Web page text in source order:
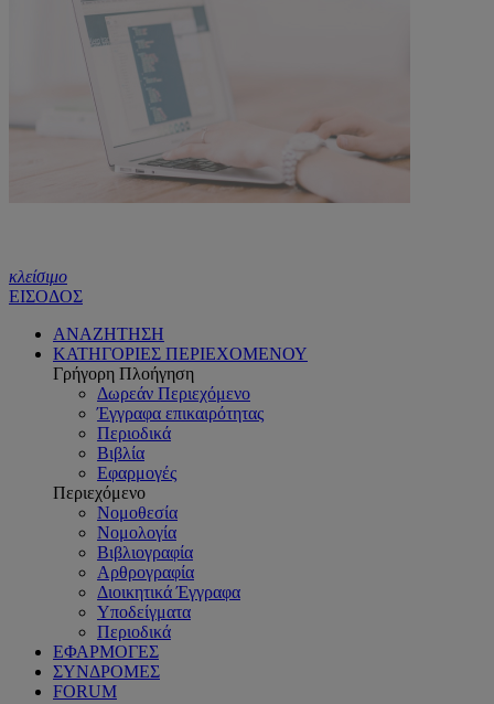
κλείσιμο
ΕΙΣΟΔΟΣ
ΑΝΑΖΗΤΗΣΗ
ΚΑΤΗΓΟΡΙΕΣ ΠΕΡΙΕΧΟΜΕΝΟΥ
Γρήγορη Πλοήγηση
Δωρεάν Περιεχόμενο
Έγγραφα επικαιρότητας
Περιοδικά
Βιβλία
Εφαρμογές
Περιεχόμενο
Νομοθεσία
Νομολογία
Βιβλιογραφία
Αρθρογραφία
Διοικητικά Έγγραφα
Υποδείγματα
Περιοδικά
ΕΦΑΡΜΟΓΕΣ
ΣΥΝΔΡΟΜΕΣ
FORUM